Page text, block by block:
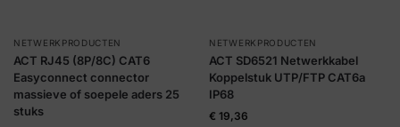
NETWERKPRODUCTEN
ACT RJ45 (8P/8C) CAT6
Easyconnect connector
massieve of soepele aders 25
stuks
NETWERKPRODUCTEN
ACT SD6521 Netwerkkabel
Koppelstuk UTP/FTP CAT6a
IP68
€ 19,36